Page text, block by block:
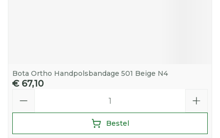
Bota Ortho Handpolsbandage 501 Beige N4
€ 67,10
Bestel